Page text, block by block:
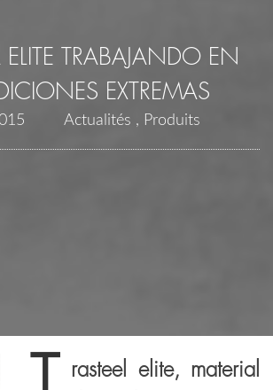
ELITE TRABAJANDO EN
EXTREMAS
Actualités Produits
rasteel elite, material